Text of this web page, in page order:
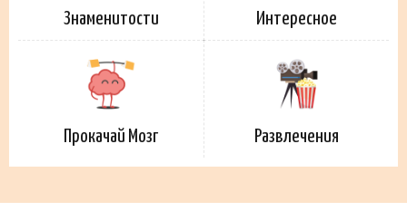
Знаменитости Интересное
Прокачай Мозг Развлечения